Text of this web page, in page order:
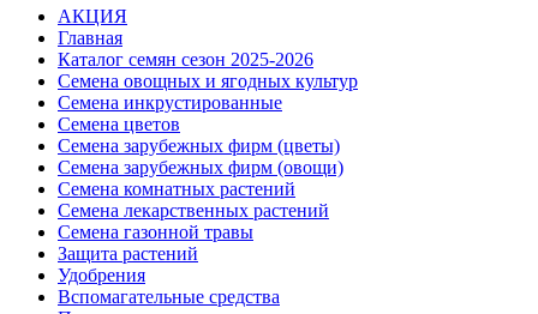
АКЦИЯ
Главная
Каталог семян сезон 2025-2026
Семена овощных и ягодных культур
Семена инкрустированные
Семена цветов
Семена зарубежных фирм (цветы)
Семена зарубежных фирм (овощи)
Семена комнатных растений
Семена лекарственных растений
Семена газонной травы
Защита растений
Удобрения
Вспомагательные средства